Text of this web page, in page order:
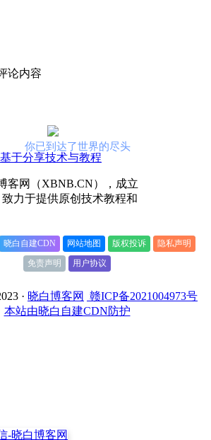
论内容
你已到达了世界的尽头
客网（XBNB.CN），成立
致力于提供原创技术教程和
晓白自建CDN 网站地图 版权投诉
隐私声明
免责声明
用户协议
· 晓白博客网
赣ICP备2021004973号
本站由晓白自建CDN防护